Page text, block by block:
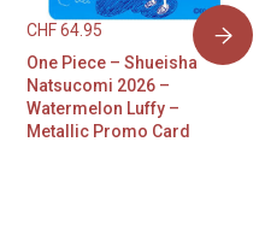
CHF64.95
One Piece – Shueisha
Natsucomi 2026 –
Watermelon Luffy –
Metallic Promo Card